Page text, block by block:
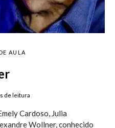
AULA
de leitura
Cardoso, Julia
Wollner, conhecido